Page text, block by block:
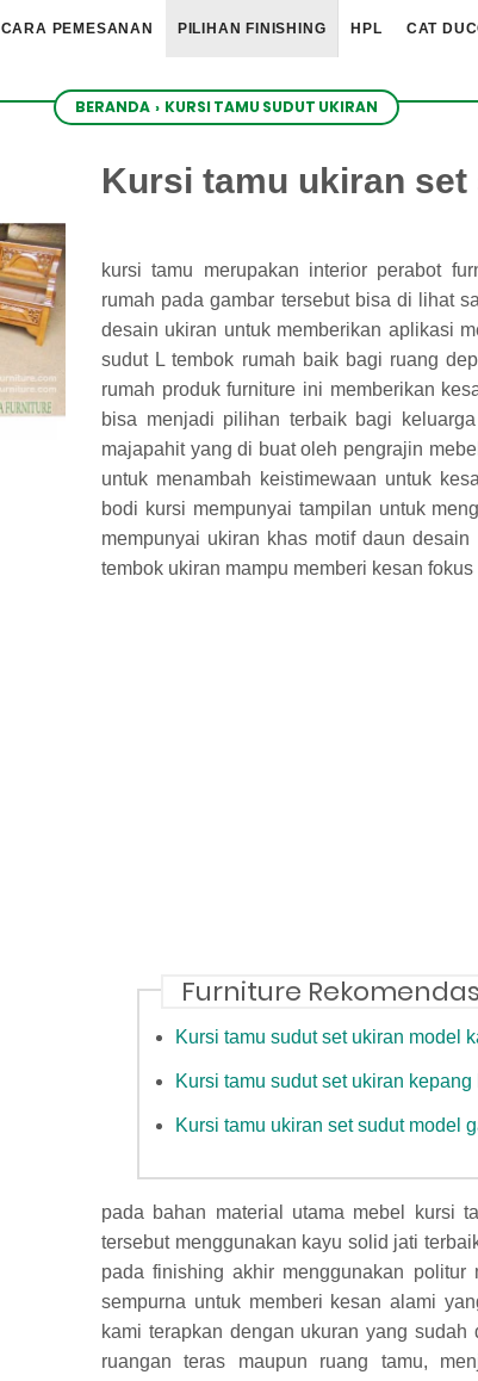
CARA PEMESANAN PILIHAN FINISHING HPL CAT
BERANDA › KURSI TAMU SUDUT UKIRAN
Kursi tamu ukiran
kursi tamu merupakan interior perabot
rumah pada gambar tersebut bisa di lihat
desain ukiran untuk memberikan aplikasi
sudut L tembok rumah baik bagi ruang
rumah produk furniture ini memberikan
bisa menjadi pilihan terbaik bagi
majapahit yang di buat oleh pengrajin
untuk menambah keistimewaan untuk
bodi kursi mempunyai tampilan untuk
mempunyai ukiran khas motif daun
tembok ukiran mampu memberi kesan
Furniture
Kursi tamu sudut set ukiran model
Kursi tamu sudut set ukiran kepang
Kursi tamu ukiran set sudut model
pada bahan material utama mebel kursi
tersebut menggunakan kayu solid jati
pada finishing akhir menggunakan politur
sempurna untuk memberi kesan alami
kami terapkan dengan ukuran yang
ruangan teras maupun ruang tamu,